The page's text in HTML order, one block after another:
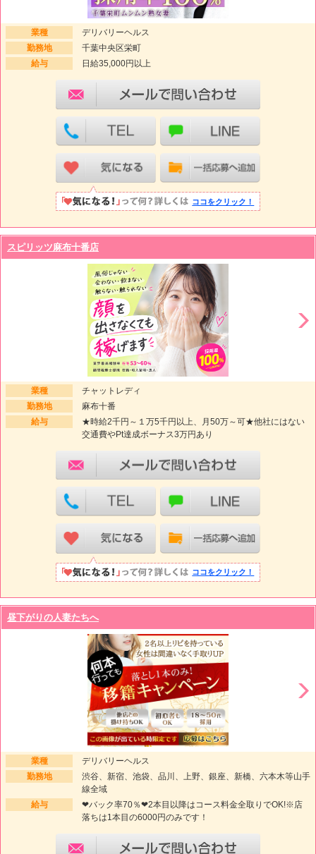
業種
デリバリーヘルス
勤務地
千葉中央区栄町
給与
日給35,000円以上
ココをクリック！
スピリッツ麻布十番店
業種
チャットレディ
勤務地
麻布十番
給与
★時給2千円～１万5千円以上、月50万～可★他社にはない
交通費やPt達成ボーナス3万円あり
ココをクリック！
昼下がりの人妻たちへ
業種
デリバリーヘルス
勤務地
渋谷、新宿、池袋、品川、上野、銀座、新橋、六本木等山手
線全域
給与
❤バック率70％❤2本目以降はコース料金全取りでOK!※店
落ちは1本目の6000円のみです！